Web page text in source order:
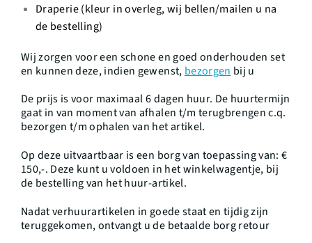
Draperie (kleur in overleg, wij bellen/mailen u na
de bestelling)
Wij zorgen voor een schone en goed onderhouden set
en kunnen deze, indien gewenst, bezorgen bij u
De prijs is voor maximaal 6 dagen huur. De huurtermijn
gaat in van moment van afhalen t/m terugbrengen c.q.
bezorgen t/m ophalen van het artikel.
Op deze uitvaartbaar is een borg van toepassing van: €
150,-. Deze kunt u voldoen in het winkelwagentje, bij
de bestelling van het huur-artikel.
Nadat verhuurartikelen in goede staat en tijdig zijn
teruggekomen, ontvangt u de betaalde borg retour